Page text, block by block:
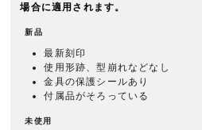
場合に適用されます。
新品
最新刻印
使用形跡、型崩れなどなし
金具の保護シールあり
付属品がそろっている
未使用